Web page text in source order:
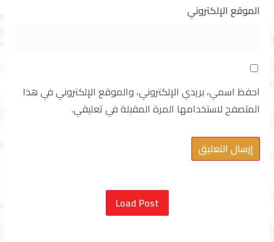
الموقع الإلكتروني
احفظ اسمي، بريدي الإلكتروني، والموقع الإلكتروني في هذا
المتصفح لاستخدامها المرة المقبلة في تعليقي.
Load Post